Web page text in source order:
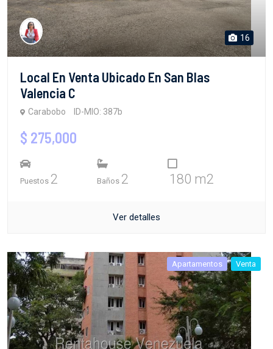
16
Local En Venta Ubicado En San Blas
Valencia C
Carabobo ID-MIO: 387b
$ 275,000
Puestos 2 Baños 2 180 m2
Ver detalles
Apartamentos Venta